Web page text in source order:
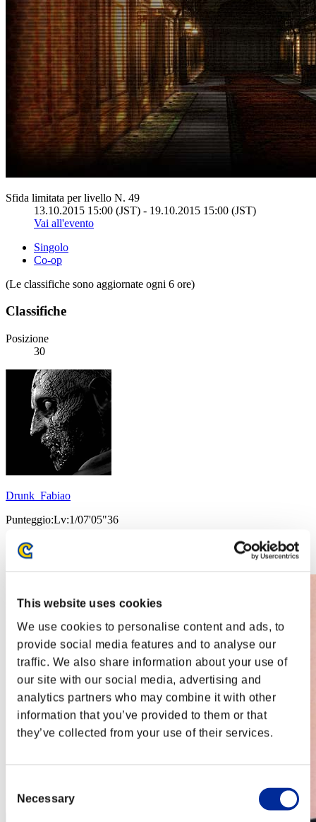
This website uses cookies
We use cookies to personalise content and ads, to
provide social media features and to analyse our
traffic. We also share information about your use of
our site with our social media, advertising and
analytics partners who may combine it with other
information that you’ve provided to them or that
they’ve collected from your use of their services.
Selection
Necessary
Sfida limitata per livello N. 49
13.10.2015 15:00 (JST) - 19.10.2015 15:00 (JST)
Vai all'evento
Singolo
Co-op
(Le classifiche sono aggiornate ogni 6 ore)
Classifiche
Posizione
30
Drunk_Fabiao
Punteggio:Lv:1/07'05"36
Posizione